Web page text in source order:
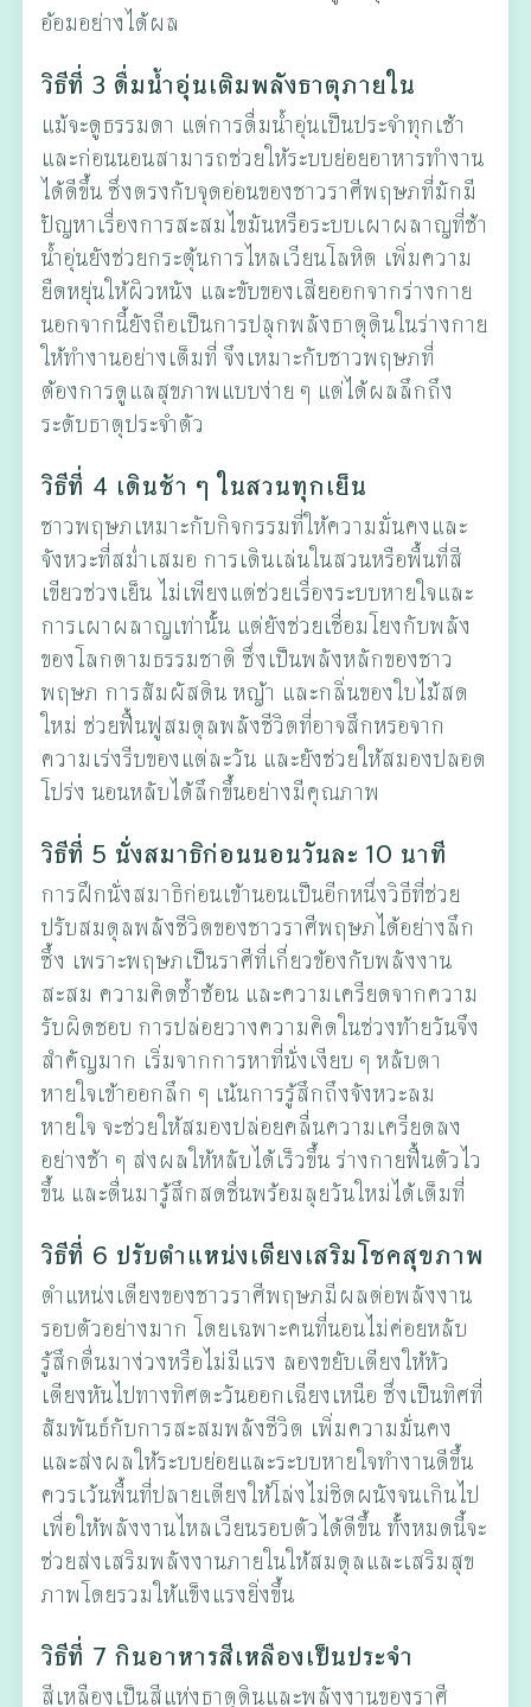
อ้อมอย่างได้ผล
วิธีที่ 3 ดื่มน้ำอุ่นเติมพลังธาตุภายใน
แม้จะดูธรรมดา แต่การดื่มน้ำอุ่นเป็นประจำทุกเช้า
และก่อนนอนสามารถช่วยให้ระบบย่อยอาหารทำงาน
ได้ดีขึ้น ซึ่งตรงกับจุดอ่อนของชาวราศีพฤษภที่มักมี
ปัญหาเรื่องการสะสมไขมันหรือระบบเผาผลาญที่ช้า
น้ำอุ่นยังช่วยกระตุ้นการไหลเวียนโลหิต เพิ่มความ
ยืดหยุ่นให้ผิวหนัง และขับของเสียออกจากร่างกาย
นอกจากนี้ยังถือเป็นการปลุกพลังธาตุดินในร่างกาย
ให้ทำงานอย่างเต็มที่ จึงเหมาะกับชาวพฤษภที่
ต้องการดูแลสุขภาพแบบง่าย ๆ แต่ได้ผลลึกถึง
ระดับธาตุประจำตัว
วิธีที่ 4 เดินช้า ๆ ในสวนทุกเย็น
ชาวพฤษภเหมาะกับกิจกรรมที่ให้ความมั่นคงและ
จังหวะที่สม่ำเสมอ การเดินเล่นในสวนหรือพื้นที่สี
เขียวช่วงเย็น ไม่เพียงแต่ช่วยเรื่องระบบหายใจและ
การเผาผลาญเท่านั้น แต่ยังช่วยเชื่อมโยงกับพลัง
ของโลกตามธรรมชาติ ซึ่งเป็นพลังหลักของชาว
พฤษภ การสัมผัสดิน หญ้า และกลิ่นของใบไม้สด
ใหม่ ช่วยฟื้นฟูสมดุลพลังชีวิตที่อาจสึกหรอจาก
ความเร่งรีบของแต่ละวัน และยังช่วยให้สมองปลอด
โปร่ง นอนหลับได้ลึกขึ้นอย่างมีคุณภาพ
วิธีที่ 5 นั่งสมาธิก่อนนอนวันละ 10 นาที
การฝึกนั่งสมาธิก่อนเข้านอนเป็นอีกหนึ่งวิธีที่ช่วย
ปรับสมดุลพลังชีวิตของชาวราศีพฤษภได้อย่างลึก
ซึ้ง เพราะพฤษภเป็นราศีที่เกี่ยวข้องกับพลังงาน
สะสม ความคิดซ้ำซ้อน และความเครียดจากความ
รับผิดชอบ การปล่อยวางความคิดในช่วงท้ายวันจึง
สำคัญมาก เริ่มจากการหาที่นั่งเงียบ ๆ หลับตา
หายใจเข้าออกลึก ๆ เน้นการรู้สึกถึงจังหวะลม
หายใจ จะช่วยให้สมองปล่อยคลื่นความเครียดลง
อย่างช้า ๆ ส่งผลให้หลับได้เร็วขึ้น ร่างกายฟื้นตัวไว
ขึ้น และตื่นมารู้สึกสดชื่นพร้อมลุยวันใหม่ได้เต็มที่
วิธีที่ 6 ปรับตำแหน่งเตียงเสริมโชคสุขภาพ
ตำแหน่งเตียงของชาวราศีพฤษภมีผลต่อพลังงาน
รอบตัวอย่างมาก โดยเฉพาะคนที่นอนไม่ค่อยหลับ
รู้สึกตื่นมาง่วงหรือไม่มีแรง ลองขยับเตียงให้หัว
เตียงหันไปทางทิศตะวันออกเฉียงเหนือ ซึ่งเป็นทิศที่
สัมพันธ์กับการสะสมพลังชีวิต เพิ่มความมั่นคง
และส่งผลให้ระบบย่อยและระบบหายใจทำงานดีขึ้น
ควรเว้นพื้นที่ปลายเตียงให้โล่งไม่ชิดผนังจนเกินไป
เพื่อให้พลังงานไหลเวียนรอบตัวได้ดีขึ้น ทั้งหมดนี้จะ
ช่วยส่งเสริมพลังงานภายในให้สมดุลและเสริมสุข
ภาพโดยรวมให้แข็งแรงยิ่งขึ้น
วิธีที่ 7 กินอาหารสีเหลืองเป็นประจำ
สีเหลืองเป็นสีแห่งธาตุดินและพลังงานของราศี